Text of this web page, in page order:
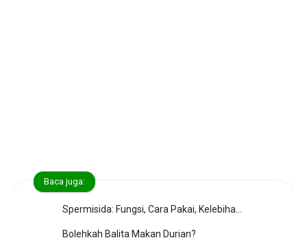
Baca juga:
Bolehkah Balita Makan Durian?